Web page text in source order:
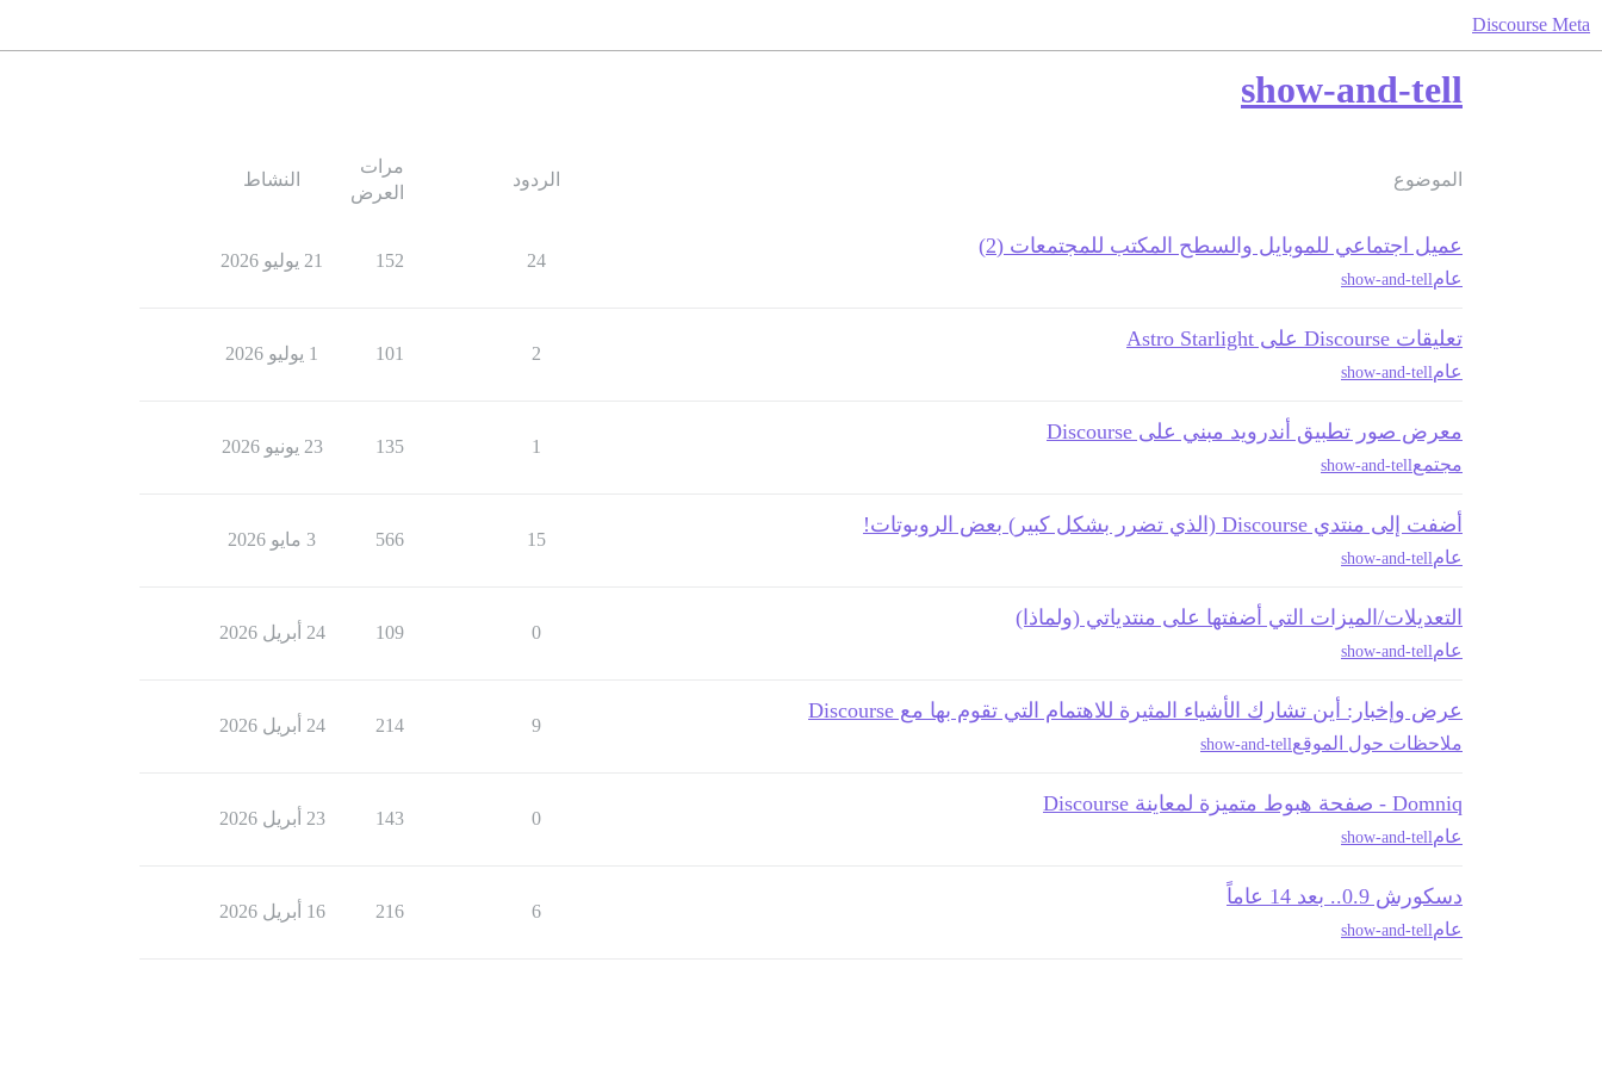
Discourse Meta
show-and-tell
الموضوع الردود
مرات
العرض
النشاط
عميل اجتماعي للموبايل والسطح المكتب للمجتمعات (2)
عامshow-and-tell
24
152 21 يوليو 2026
تعليقات Discourse على Astro Starlight
عامshow-and-tell
2
101 1 يوليو 2026
معرض صور تطبيق أندرويد مبني على Discourse
مجتمعshow-and-tell
1
135 23 يونيو 2026
أضفت إلى منتدي Discourse (الذي تضرر بشكل كبير) بعض الروبوتات!
عامshow-and-tell
15
566 3 مايو 2026
التعديلات/الميزات التي أضفتها على منتدياتي (ولماذا)
عامshow-and-tell
0
109 24 أبريل 2026
عرض وإخبار: أين تشارك الأشياء المثيرة للاهتمام التي تقوم بها مع Discourse
ملاحظات حول الموقعshow-and-tell
9
214 24 أبريل 2026
Domniq - صفحة هبوط متميزة لمعاينة Discourse
عامshow-and-tell
0
143 23 أبريل 2026
دسكورش 0.9.. بعد 14 عاماً
عامshow-and-tell
6
216 16 أبريل 2026